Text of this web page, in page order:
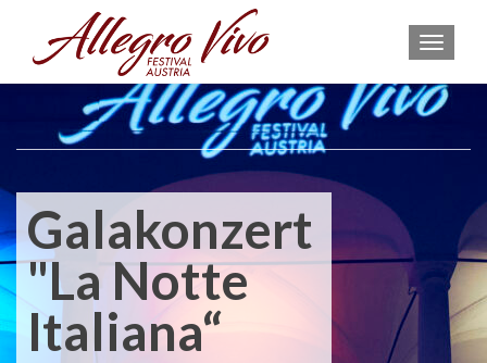
Galakonzert
"La Notte
Italiana“